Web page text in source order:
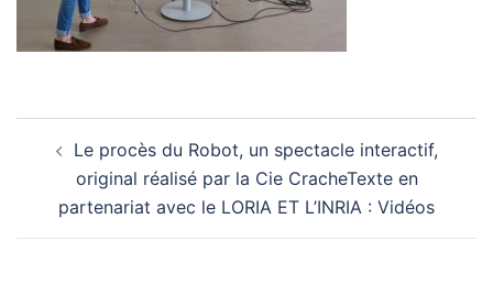
d’articleLe procès du Robot, un spectacle interactif,
original réalisé par la Cie CracheTexte en
partenariat avec le LORIA ET L’INRIA : Vidéos